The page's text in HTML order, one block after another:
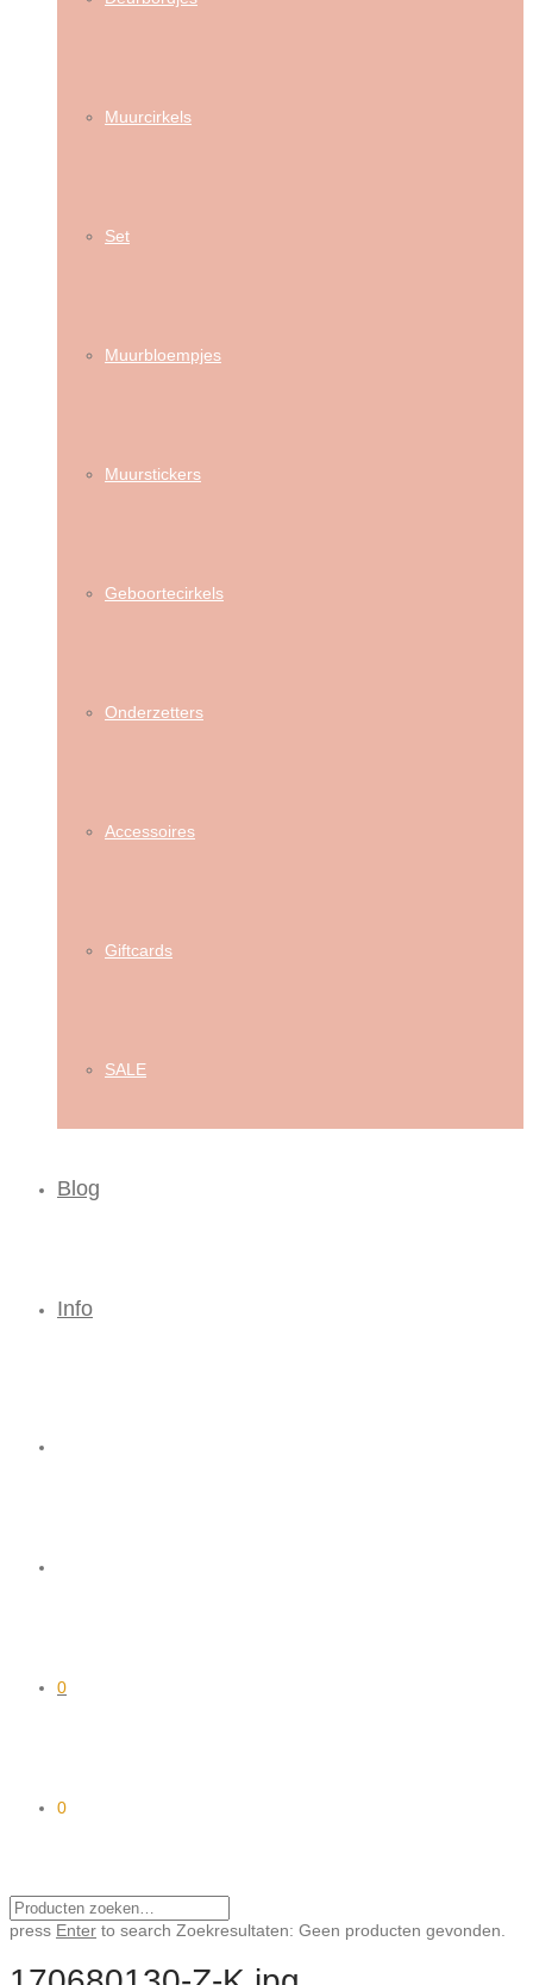
Muurcirkels
Set
Muurbloempjes
Muurstickers
Geboortecirkels
Onderzetters
Accessoires
Giftcards
SALE
Blog
Info
0
0
press Enter to search Zoekresultaten: Geen producten gevonden.